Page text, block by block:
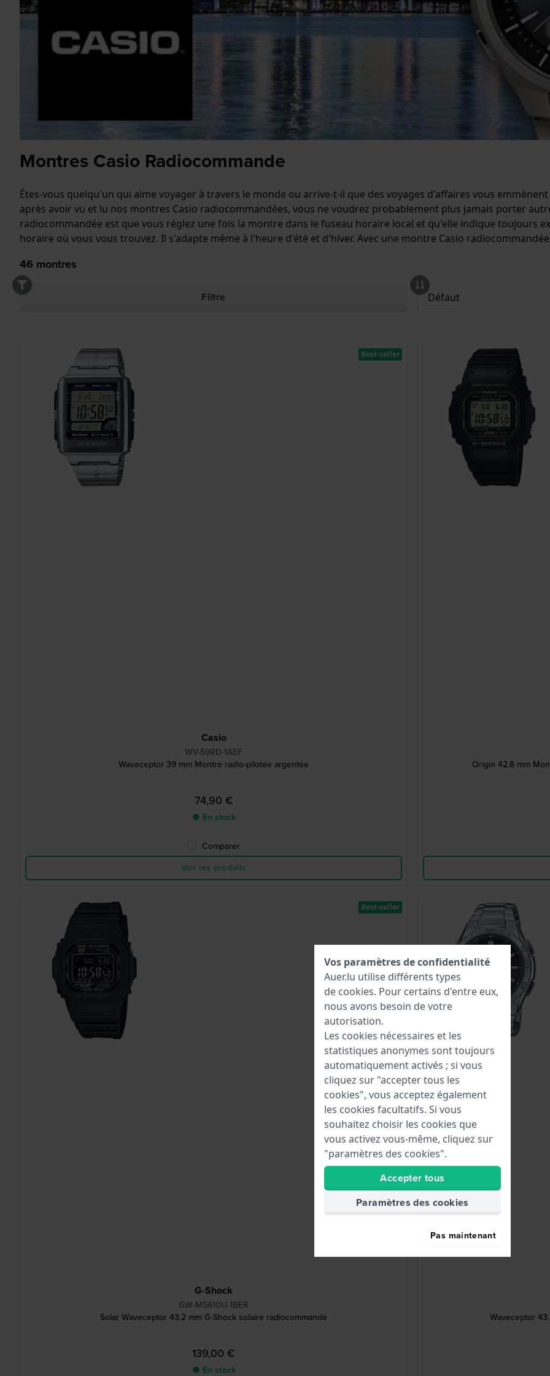
Montres Casio Radiocommande
Êtes-vous quelqu'un qui aime voyager à travers le monde ou arrive-t-il que des voyages d'affaires vous
après avoir vu et lu nos montres Casio radiocommandées, vous ne voudrez probablement plus jamais porter
radiocommandée est que vous réglez une fois la montre dans le fuseau horaire local et qu'elle indique toujours
horaire où vous vous trouvez. Il s'adapte même à l'heure d'été et d'hiver. Avec une montre Casio
46 montres
Filtre
Casio
WV-59RD-1AEF
Waveceptor 39 mm Montre radio-pilotée argentée
74,90 €
● En stock
Comparer
Voir les produits
Best-seller
Origin 42.8 mm
G-Shock
GW-M5610U-1BER
Solar Waveceptor 43.2 mm G-Shock solaire radiocommandé
139,00 €
● En stock
Best-seller
Waveceptor
Vos paramètres de confidentialité
Auer.lu utilise différents types
de cookies. Pour certains d'entre eux,
nous avons besoin de votre
autorisation.
Les cookies nécessaires et les
statistiques anonymes sont toujours
automatiquement activés ; si vous
cliquez sur "accepter tous les
cookies", vous acceptez également
les cookies facultatifs. Si vous
souhaitez choisir les cookies que
vous activez vous-même, cliquez sur
"paramètres des cookies".
Accepter tous
Paramètres des cookies
Pas maintenant